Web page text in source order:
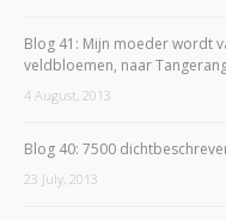
Blog 41: Mijn moeder wordt
veldbloemen, naar
4 August, 2013
Blog 40: 7500
23 July, 2013